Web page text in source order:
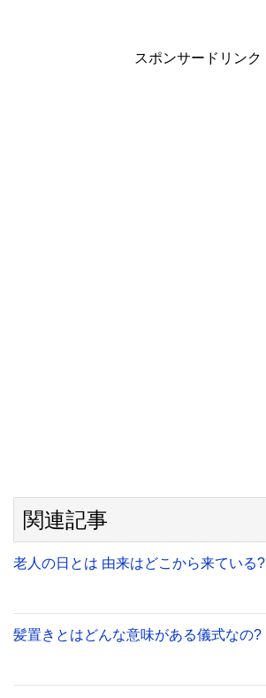
スポンサードリンク
関連記事
老人の日とは 由来はどこから来ている?
髪置きとはどんな意味がある儀式なの?